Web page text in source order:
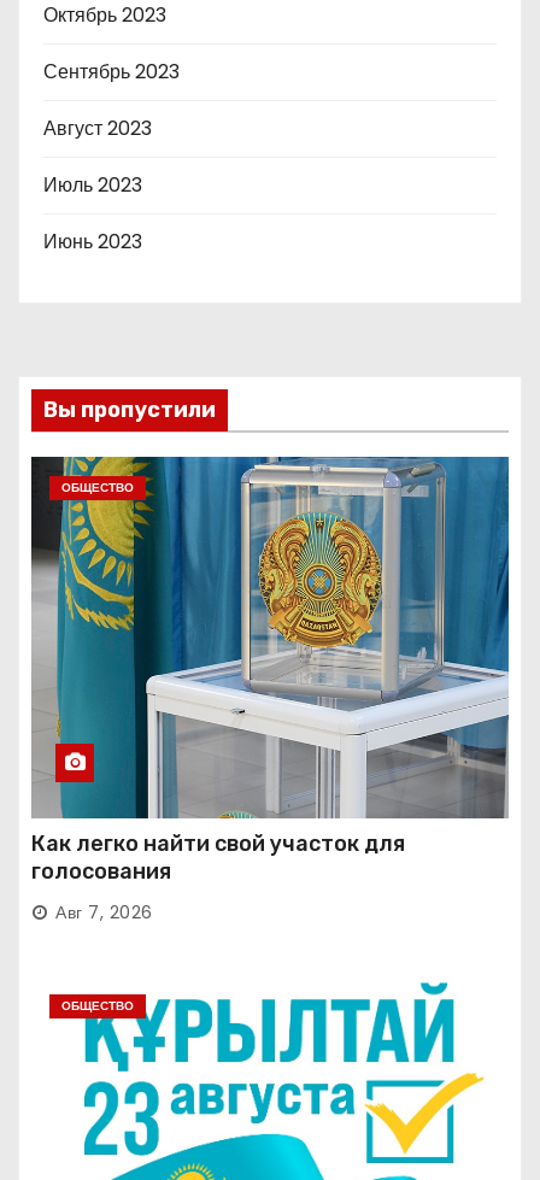
Октябрь 2023
Сентябрь 2023
Август 2023
Июль 2023
Июнь 2023
Вы пропустили
ОБЩЕСТВО
Как легко найти свой участок для
голосования
Авг 7, 2026
ОБЩЕСТВО